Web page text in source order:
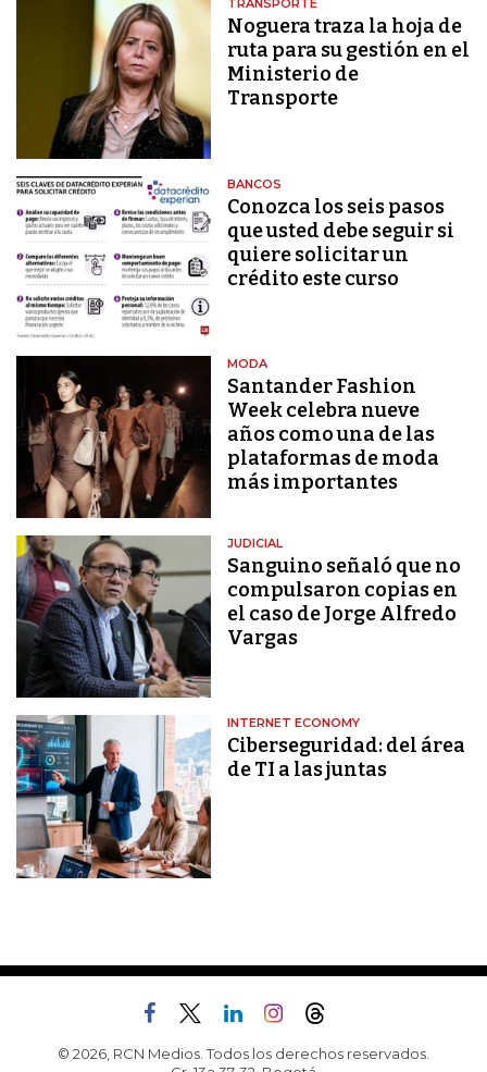
TRANSPORTE
Noguera traza la hoja de
ruta para su gestión en el
Ministerio de
Transporte
BANCOS
Conozca los seis pasos
que usted debe seguir si
quiere solicitar un
crédito este curso
MODA
Santander Fashion
Week celebra nueve
años como una de las
plataformas de moda
más importantes
JUDICIAL
Sanguino señaló que no
compulsaron copias en
el caso de Jorge Alfredo
Vargas
INTERNET ECONOMY
Ciberseguridad: del área
de TI a las juntas
© 2026, RCN Medios. Todos los derechos reservados.